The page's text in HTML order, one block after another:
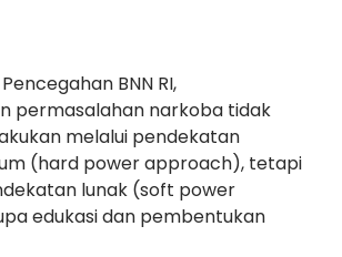
BNN RI,
permasalahan narkoba tidak
melalui pendekatan
(hard power approach), tetapi
lunak (soft power
edukasi dan pembentukan